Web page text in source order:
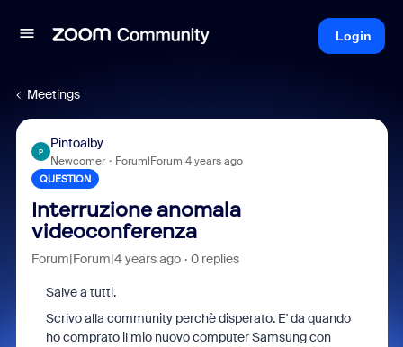
Login
Meetings
P
Pintoalby
Newcomer Forum|Forum|4 years ago
QUESTION
Interruzione anomala
videoconferenza
Forum|Forum|4 years ago 0 replies
Salve a tutti.
Scrivo alla community perchè disperato. E' da quando
ho comprato il mio nuovo computer Samsung con